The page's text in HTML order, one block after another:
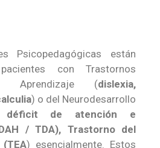
Psicopedagógicas están
con Trastornos
Aprendizaje (dislexia,
) o del Neurodesarrollo
déficit de atención e
/ TDA), Trastorno del
) esencialmente. Estos